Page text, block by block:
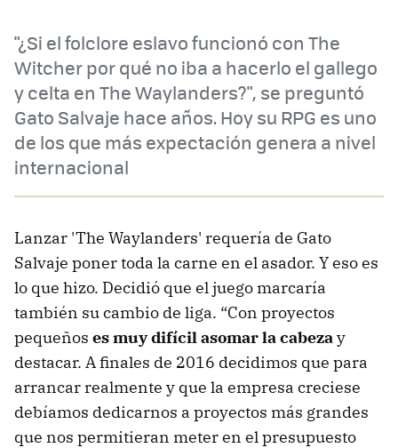
"¿Si el folclore eslavo funcionó con The
Witcher por qué no iba a hacerlo el gallego
y celta en The Waylanders?", se preguntó
Gato Salvaje hace años. Hoy su RPG es uno
de los que más expectación genera a nivel
internacional
Lanzar 'The Waylanders' requería de Gato
Salvaje poner toda la carne en el asador. Y eso es
lo que hizo. Decidió que el juego marcaría
también su cambio de liga. “Con proyectos
pequeños es muy difícil asomar la cabezay
destacar. A finales de 2016 decidimos que para
arrancar realmente y que la empresa creciese
debíamos dedicarnos a proyectos más grandes
que nos permitieran meter en el presupuesto